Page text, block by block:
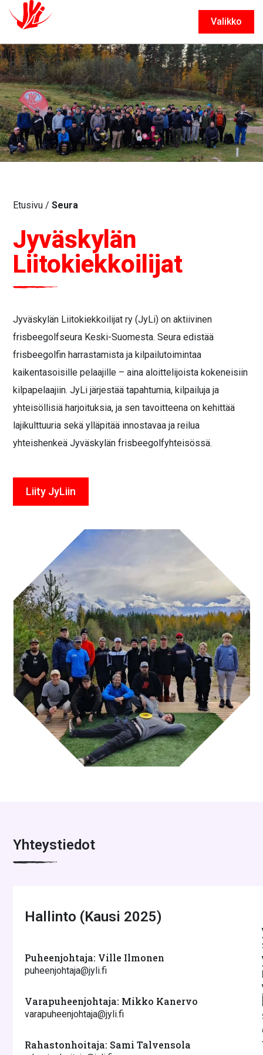
Valikko
Sulje
Etusivu /Seura
Jyväskylän
Liitokiekkoilijat
Jyväskylän Liitokiekkoilijat ry (JyLi) on aktiivinen
frisbeegolfseura Keski-Suomesta. Seura edistää
frisbeegolfin harrastamista ja kilpailutoimintaa
kaikentasoisille pelaajille – aina aloittelijoista kokeneisiin
kilpapelaajiin. JyLi järjestää tapahtumia, kilpailuja ja
yhteisöllisiä harjoituksia, ja sen tavoitteena on kehittää
lajikulttuuria sekä ylläpitää innostavaa ja reilua
yhteishenkeä Jyväskylän frisbeegolfyhteisössä.
Liity JyLiin
Yhteystiedot
Hallinto (Kausi 2025)
Puheenjohtaja: Ville Ilmonen
puheenjohtaja@jyli.fi
Varapuheenjohtaja: Mikko Kanervo
varapuheenjohtaja@jyli.fi
Rahastonhoitaja: Sami Talvensola